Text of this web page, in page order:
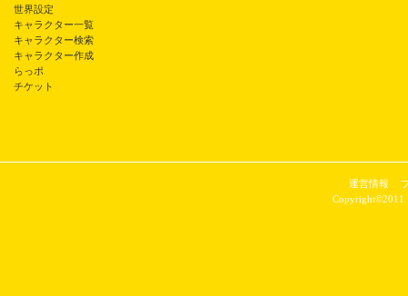
世界設定
キャラクター一覧
キャラクター検索
キャラクター作成
らっポ
チケット
運営情報
Copyright©2011